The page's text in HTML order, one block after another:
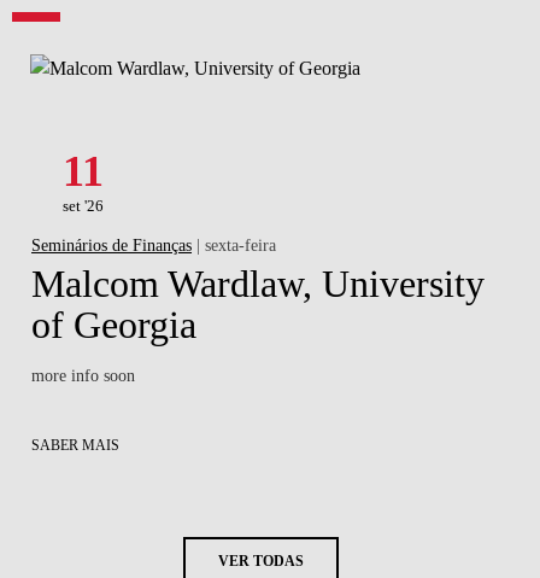
11
set '26
Seminários de Finanças | sexta-feira
Malcom Wardlaw, University
of Georgia
more info soon
SABER MAIS
VER TODAS